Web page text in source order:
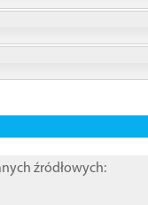
źródłowych: